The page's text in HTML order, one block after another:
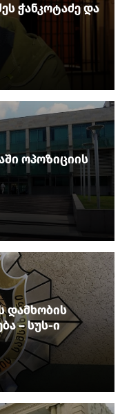
ჭანკოტაძე და
ოპოზიციის
დამხობის
– სუს-ი